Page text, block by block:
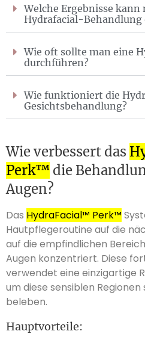
Welche Ergebnisse kann
Hydrafacial-Behandlung
Wie oft sollte man eine
durchführen?
Wie funktioniert die
Gesichtsbehandlung?
Wie verbessert das
Perk™ die
Augen?
Das HydraFacial™ Perk™
Hautpflegeroutine auf die
auf die empfindlichen
Augen konzentriert. Diese
verwendet eine einzigartige
um diese sensiblen
beleben.
Hauptvorteile: